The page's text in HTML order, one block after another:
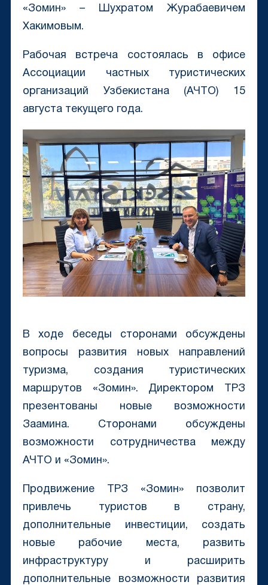
«Зомин» – Шухратом Журабаевичем
Хакимовым.
Рабочая встреча состоялась в офисе
Ассоциации частных туристических
организаций Узбекистана (АЧТО) 15
августа текущего года.
В ходе беседы сторонами обсуждены
вопросы развития новых направлений
туризма, создания туристических
маршрутов «Зомин». Директором ТРЗ
презентованы новые возможности
Заамина. Сторонами обсуждены
возможности сотрудничества между
АЧТО и «Зомин».
Продвижение ТРЗ «Зомин» позволит
привлечь туристов в страну,
дополнительные инвестиции, создать
новые рабочие места, развить
инфраструктуру и расширить
дополнительные возможности развития